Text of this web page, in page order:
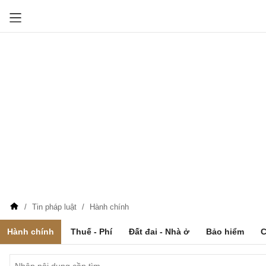
Tin pháp luật Hành chính
Hành chính Thuế - Phí Đất đai - Nhà ở Bảo hiểm